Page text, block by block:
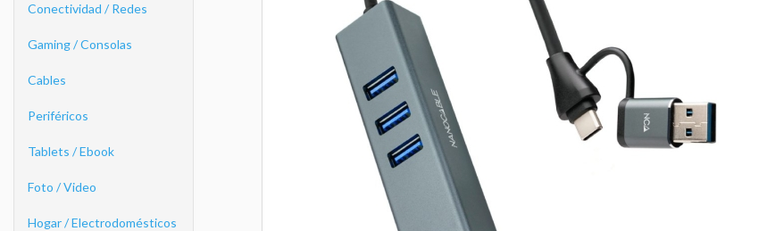
Conectividad / Redes
Gaming / Consolas
Cables
Periféricos
Tablets / Ebook
Foto / Video
Hogar / Electrodomésticos